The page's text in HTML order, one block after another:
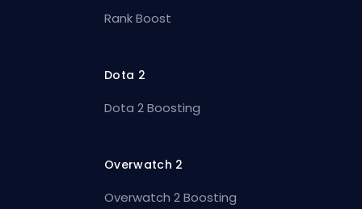
Rank Boost
Dota 2
Dota 2 Boosting
Overwatch 2
Overwatch 2 Boosting